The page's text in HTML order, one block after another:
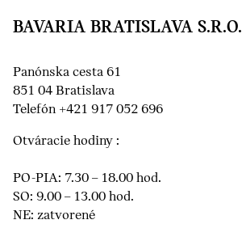
BAVARIA BRATISLAVA S.R.O.
Panónska cesta 61
851 04 Bratislava
Telefón +421 917 052 696
Otváracie hodiny :
PO-PIA: 7.30 – 18.00 hod.
SO: 9.00 – 13.00 hod.
NE: zatvorené